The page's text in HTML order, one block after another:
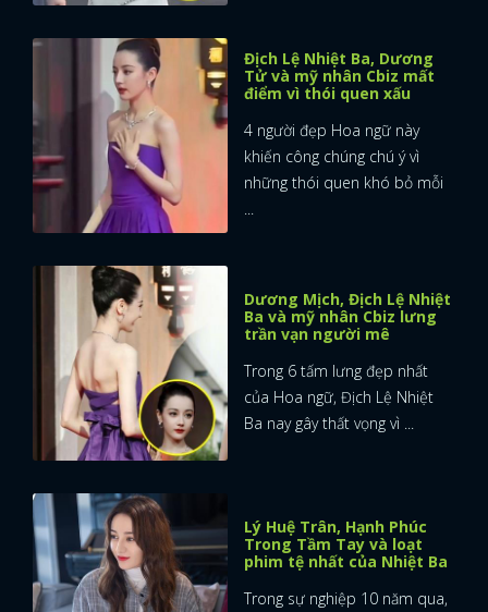
Địch Lệ Nhiệt Ba, Dương
Tử và mỹ nhân Cbiz mất
điểm vì thói quen xấu
4 người đẹp Hoa ngữ này
khiến công chúng chú ý vì
những thói quen khó bỏ mỗi
Dương Mịch, Địch Lệ Nhiệt
Ba và mỹ nhân Cbiz lưng
trần vạn người mê
Trong 6 tấm lưng đẹp nhất
của Hoa ngữ, Địch Lệ Nhiệt
Ba nay gây thất vọng vì ...
Lý Huệ Trân, Hạnh Phúc
Trong Tầm Tay và loạt
phim tệ nhất của Nhiệt Ba
Trong sự nghiệp 10 năm qua,